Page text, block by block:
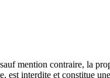
mention contraire, la
interdite et constitue